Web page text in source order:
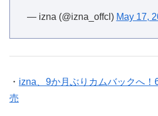
— izna (@izna_offcl) May 17,
・ izna、9か月ぶりカムバックへ
売